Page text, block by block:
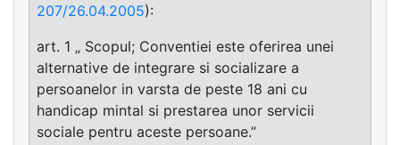
207/26.04.2005):
art. 1 „ Scopul; Conventiei este oferirea unei
alternative de integrare si socializare a
persoanelor in varsta de peste 18 ani cu
handicap mintal si prestarea unor servicii
sociale pentru aceste persoane.”